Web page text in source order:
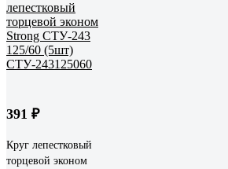
391 ₽
Круг лепестковый
торцевой эконом